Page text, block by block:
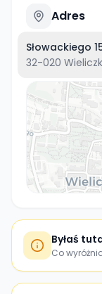
Adres
Słowackiego
32-020
Byłaś
Co